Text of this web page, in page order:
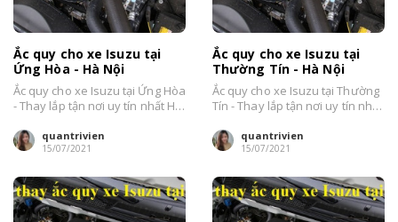
Ắc quy cho xe Isuzu tại
Ứng Hòa - Hà Nội
Ắc quy cho xe Isuzu tại Ứng Hòa
- Thay lắp tận nơi uy tín nhất Hà
quantrivien
15/07/2021
Ắc quy cho xe Isuzu tại
Thường Tín - Hà Nội
Ắc quy cho xe Isuzu tại Thường
Tín - Thay lắp tận nơi uy tín nhất
quantrivien
15/07/2021